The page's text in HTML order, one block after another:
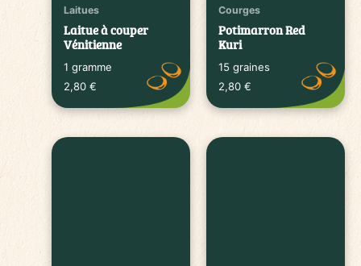
Laitues
Laitue à couper
Vénitienne
1 gramme
2,80 €
Courges
Potimarron Red
Kuri
15 graines
2,80 €